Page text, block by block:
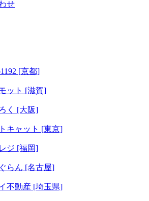
せ
[京都]
ット [滋賀]
く [大阪]
キャット [東京]
ジ [福岡]
らん [名古屋]
不動産 [埼玉県]